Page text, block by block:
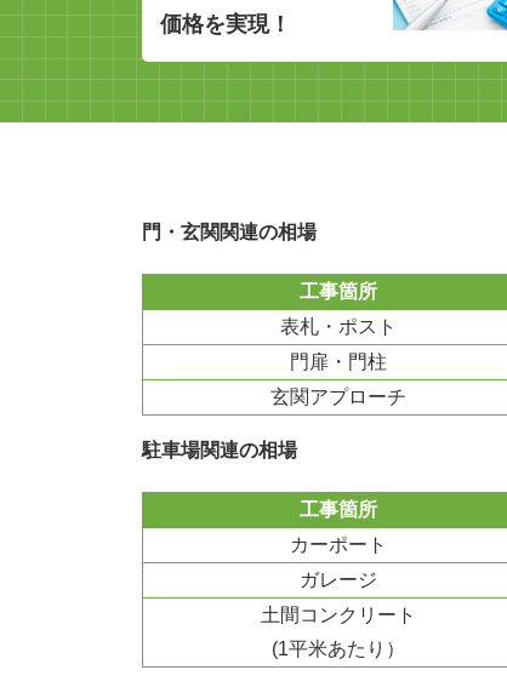
価格を実現！
門・玄関関連の相場
工事箇所
表札・ポスト
門扉・門柱
玄関アプローチ
駐車場関連の相場
工事箇所
カーポート
ガレージ
土間コンクリート
(1平米あたり）